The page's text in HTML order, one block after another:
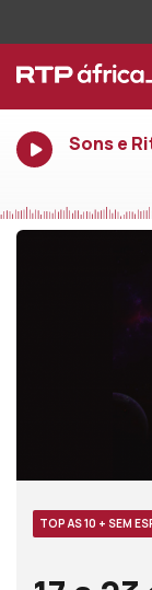
Sons e
TOP AS 10 + SEM